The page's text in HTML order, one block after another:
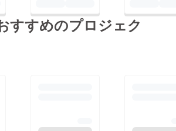
すすめのプロジェク